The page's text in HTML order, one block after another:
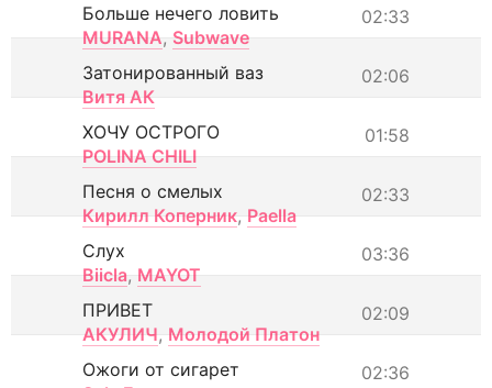
02:33
Больше нечего ловить
MURANA, Subwave
02:06
Затонированный ваз
Витя АК
01:58
ХОЧУ ОСТРОГО
POLINA CHILI
02:33
Песня о смелых
Кирилл Коперник, Paella
03:36
Слух
Biicla, MAYOT
02:09
ПРИВЕТ
АКУЛИЧ, Молодой Платон
02:36
Ожоги от сигарет